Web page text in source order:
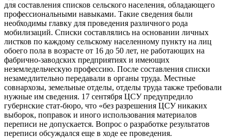
для составления списков сельского населения, обладающего
профессиональными навыками. Такие сведения были
необходимы главку для проведения различного рода
мобилизаций. Списки составлялись на основании личных
листков по каждому сельскому населенному пункту на лиц
обоего пола в возрасте от 16 до 50 лет, не работающих на
фабрично-заводских предприятиях и имеющих
неземледельческую профессию. После составления списки
незамедлительно передавали в органы труда. Местные
совнархозы, земельные отделы, отделы труда также требовали
нужные им сведения. 17 сентября ЦСУ предупредило
губернские стат-бюро, что «без разрешения ЦСУ никаких
выборок, поправок и иного использования материалов
переписи не допускается. Вопрос о разработке результатов
переписи обсуждался еще в ходе ее проведения.